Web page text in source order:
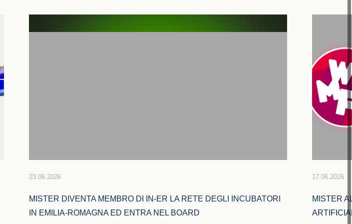
23.06.2026
MISTER DIVENTA MEMBRO DI IN-ER LA RETE DEGLI INCUBATORI
IN EMILIA-ROMAGNA ED ENTRA NEL BOARD
17.06.2026
MISTER